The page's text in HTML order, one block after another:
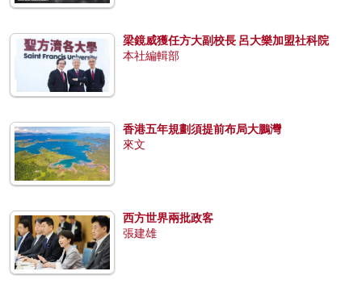
梁鏡威獲任方大副校長 呂大樂加盟社科院
本社編輯部
香港五年規劃須提前布局大鵬灣
來文
西方世界兩批政客
張建雄